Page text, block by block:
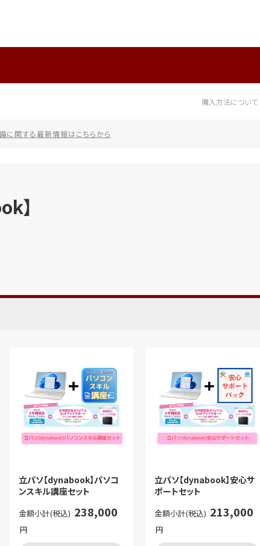
購入方法について
に関する最新情報はこちらから
】
立パソ【dynabook】パソコ
ンスキル講座セット
金額小計(税込) 238,000
円
立パソ【dynabook】安心サ
ポートセット
金額小計(税込) 213,000
円